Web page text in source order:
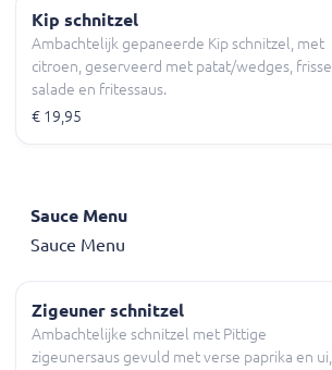
Kip schnitzel
Ambachtelijk gepaneerde Kip schnitzel, met
citroen, geserveerd met patat/wedges, frisse
salade en fritessaus.
€ 19,95
Sauce Menu
Sauce Menu
Zigeuner schnitzel
Ambachtelijke schnitzel met Pittige
zigeunersaus gevuld met verse paprika en ui,